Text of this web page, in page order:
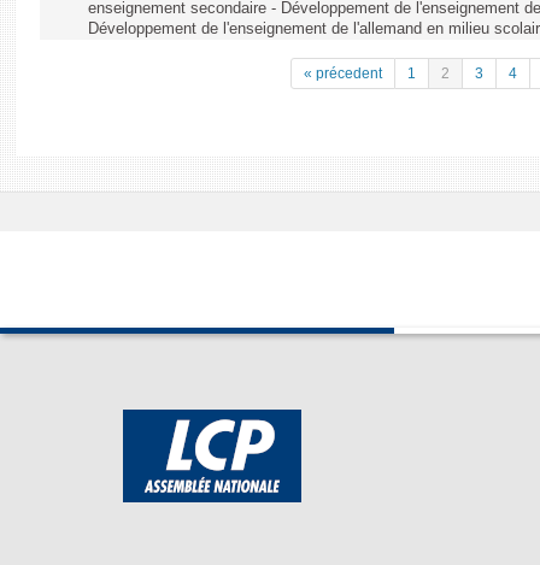
enseignement secondaire - Développement de l'enseignement
Développement de l'enseignement de l'allemand en milieu
« précedent 1 2 3 4